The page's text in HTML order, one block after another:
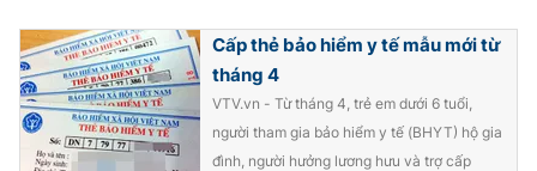
Video Shorts video
VTV Money VTV Thể thao
Cấp thẻ bảo hiểm y tế mẫu mới từ
tháng 4
VTV.vn - Từ tháng 4, trẻ em dưới 6 tuổi,
người tham gia bảo hiểm y tế (BHYT) hộ gia
đình, người hưởng lương hưu và trợ cấp